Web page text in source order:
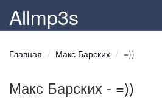
Allmp3s
Главная Макс Барских =))
Макс Барских - =))